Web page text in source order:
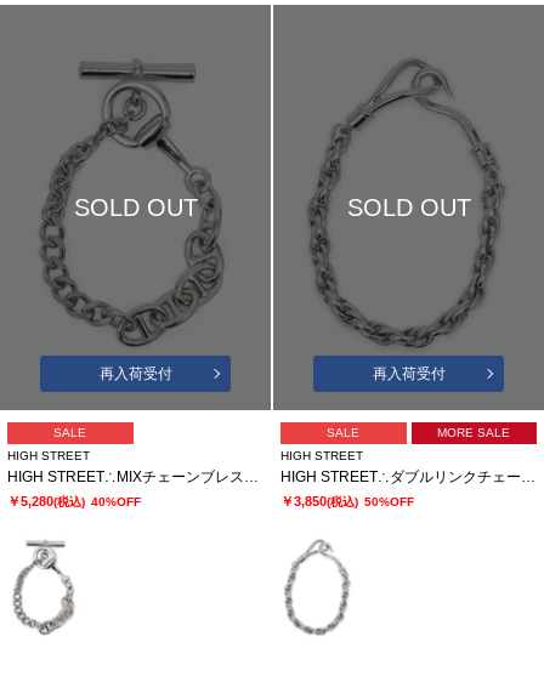
SOLD OUT
再入荷受付
SALE
HIGH STREET
HIGH STREET∴MIXチェーンブレスレット
￥5,280(税込) 40%OFF
SOLD OUT
再入荷受付
SALE
MORE SALE
HIGH STREET
HIGH STREET∴ダブルリンクチェーンブレスレット
￥3,850(税込) 50%OFF